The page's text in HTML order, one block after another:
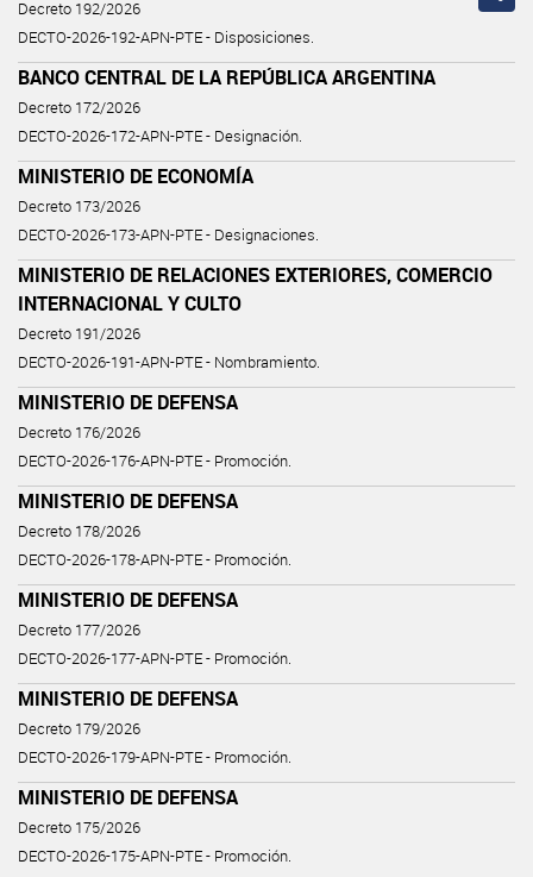
Decreto 192/2026
DECTO-2026-192-APN-PTE - Disposiciones.
BANCO CENTRAL DE LA REPÚBLICA ARGENTINA
Decreto 172/2026
DECTO-2026-172-APN-PTE - Designación.
MINISTERIO DE ECONOMÍA
Decreto 173/2026
DECTO-2026-173-APN-PTE - Designaciones.
MINISTERIO DE RELACIONES EXTERIORES, COMERCIO
INTERNACIONAL Y CULTO
Decreto 191/2026
DECTO-2026-191-APN-PTE - Nombramiento.
MINISTERIO DE DEFENSA
Decreto 176/2026
DECTO-2026-176-APN-PTE - Promoción.
MINISTERIO DE DEFENSA
Decreto 178/2026
DECTO-2026-178-APN-PTE - Promoción.
MINISTERIO DE DEFENSA
Decreto 177/2026
DECTO-2026-177-APN-PTE - Promoción.
MINISTERIO DE DEFENSA
Decreto 179/2026
DECTO-2026-179-APN-PTE - Promoción.
MINISTERIO DE DEFENSA
Decreto 175/2026
DECTO-2026-175-APN-PTE - Promoción.